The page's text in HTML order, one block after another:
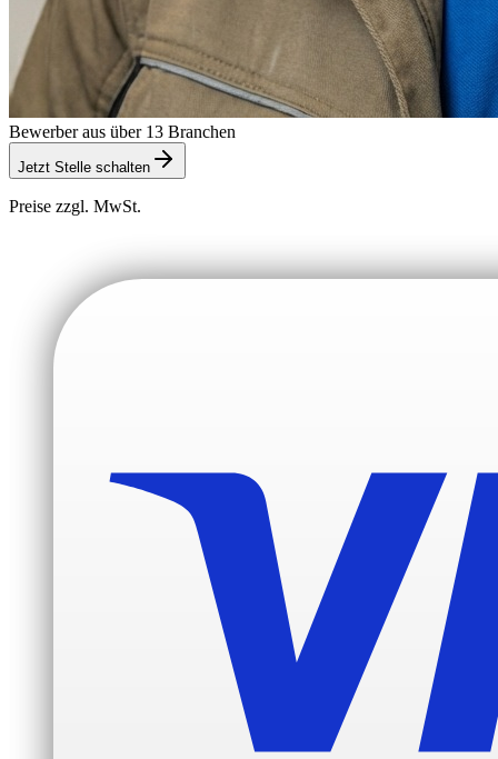
Bewerber aus über 13 Branchen
Jetzt Stelle schalten
Preise zzgl. MwSt.